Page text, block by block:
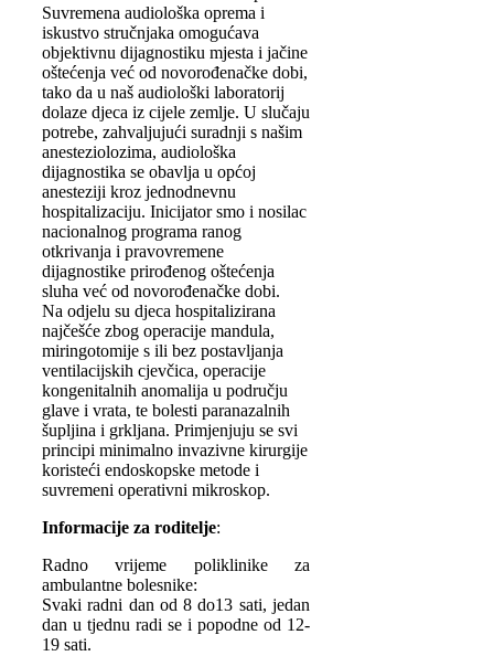
Suvremena audiološka oprema i
iskustvo stručnjaka omogućava
objektivnu dijagnostiku mjesta i jačine
oštećenja već od novorođenačke dobi,
tako da u naš audiološki laboratorij
dolaze djeca iz cijele zemlje. U slučaju
potrebe, zahvaljujući suradnji s našim
anesteziolozima, audiološka
dijagnostika se obavlja u općoj
anesteziji kroz jednodnevnu
hospitalizaciju. Inicijator smo i nosilac
nacionalnog programa ranog
otkrivanja i pravovremene
dijagnostike prirođenog oštećenja
sluha već od novorođenačke dobi.
Na odjelu su djeca hospitalizirana
najčešće zbog operacije mandula,
miringotomije s ili bez postavljanja
ventilacijskih cjevčica, operacije
kongenitalnih anomalija u području
glave i vrata, te bolesti paranazalnih
šupljina i grkljana. Primjenjuju se svi
principi minimalno invazivne kirurgije
koristeći endoskopske metode i
suvremeni operativni mikroskop.
Informacije za roditelje:
Radno vrijeme poliklinike za
ambulantne bolesnike:
Svaki radni dan od 8 do13 sati, jedan
dan u tjednu radi se i popodne od 12-
19 sati.